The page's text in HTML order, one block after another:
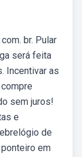
br. Pular
será feita
Incentivar as
sem juros!
e
de
em